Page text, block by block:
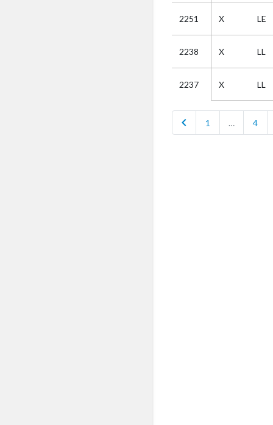
2251 X LE
2238 X LL
2237 X LL
chevron_left 1 … 4